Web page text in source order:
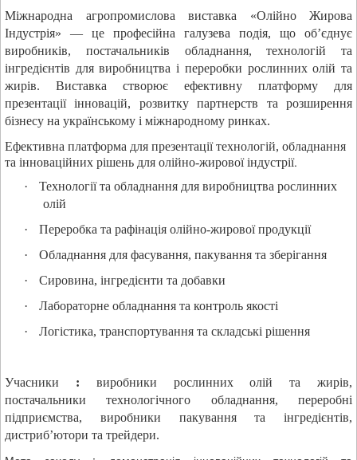
Міжнародна агропромислова виставка «Олійно Жирова
Індустрія» — це професійна галузева подія, що об’єднує
виробників, постачальників обладнання, технологій та
інгредієнтів для виробництва і переробки рослинних олій та
жирів. Виставка створює ефективну платформу для
презентації інновацій, розвитку партнерств та розширення
бізнесу на українському і міжнародному ринках.
Ефективна платформа для презентації технологій, обладнання
та інноваційних рішень для олійно-жирової індустрії.
·
Технології та обладнання для виробництва рослинних
олій
·
Переробка та рафінація олійно-жирової продукції
·
Обладнання для фасування, пакування та зберігання
·
Сировина, інгредієнти та добавки
·
Лабораторне обладнання та контроль якості
·
Логістика, транспортування та складські рішення
Учасники : виробники рослинних олій та жирів,
постачальники технологічного обладнання, переробні
підприємства, виробники пакування та інгредієнтів,
дистриб’ютори та трейдери.